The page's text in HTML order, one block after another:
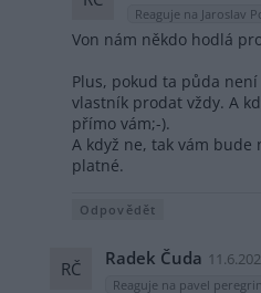
Reaguje na Jaroslav
Von nám někdo hodlá
Plus, pokud ta půda
vlastník prodat vždy. A
přímo vám;-).
A když ne, tak vám
platné.
Odpovědět
RČ Radek Čuda
Reaguje na pavel peregrin